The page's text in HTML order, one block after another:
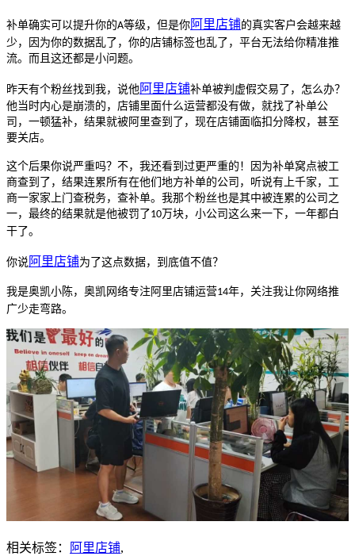
补单确实可以提升你的A等级，但是你 阿里店铺的真实客户会越来越
少，因为你的数据乱了，你的店铺标签也乱了，平台无法给你精准推
流。而且这还都是小问题。
昨天有个粉丝找到我，说他 阿里店铺补单被判虚假交易了，怎么办？
他当时内心是崩溃的，店铺里面什么运营都没有做，就找了补单公
司，一顿猛补，结果就被阿里查到了，现在店铺面临扣分降权，甚至
要关店。
这个后果你说严重吗？不，我还看到过更严重的！因为补单窝点被工
商查到了，结果连累所有在他们地方补单的公司，听说有上千家，工
商一家家上门查税务，查补单。我那个粉丝也是其中被连累的公司之
一，最终的结果就是他被罚了10 万块，小公司这么来一下，一年都白
干了。
你说 阿里店铺为了这点数据，到底值不值？
我是奥凯小陈，奥凯网络专注阿里店铺运营14年，关注我让你网络推
广少走弯路。
相关标签： 阿里店铺,